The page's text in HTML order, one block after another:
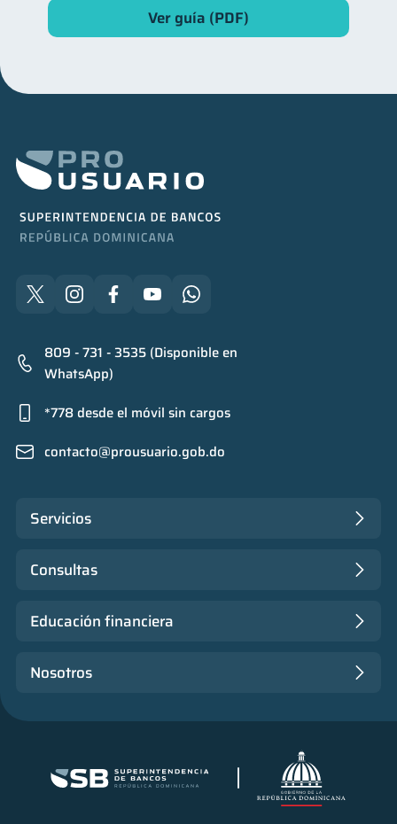
Ver guía (PDF)
809 - 731 - 3535 (Disponible en
WhatsApp)
*778 desde el móvil sin cargos
contacto@prousuario.gob.do
Servicios
Consultas
Educación financiera
Nosotros